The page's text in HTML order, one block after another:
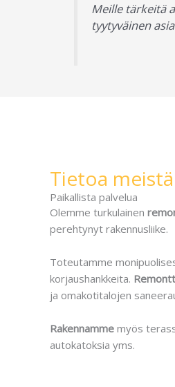
Meille tärkeitä
tyytyväinen
Tietoa meistä
Paikallista palvelua
Olemme turkulainen
perehtynyt rakennusliike.
Toteutamme
korjaushankkeita.
ja omakotitalojen
Rakennamme myös
autokatoksia yms.